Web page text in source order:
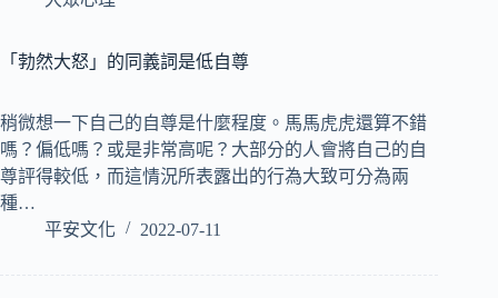
「勃然大怒」的同義詞是低自尊
稍微想一下自己的自尊是什麼程度。馬馬虎虎還算不錯
嗎？偏低嗎？或是非常高呢？大部分的人會將自己的自
尊評得較低，而這情況所表露出的行為大致可分為兩
種…
平安文化
2022-07-11